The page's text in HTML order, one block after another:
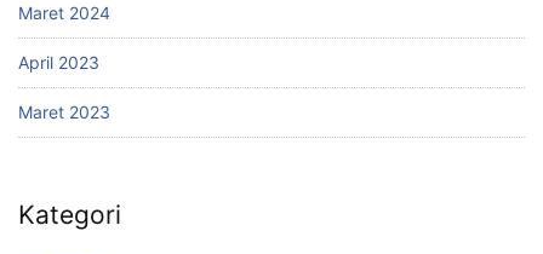
Maret 2024
April 2023
Maret 2023
Kategori